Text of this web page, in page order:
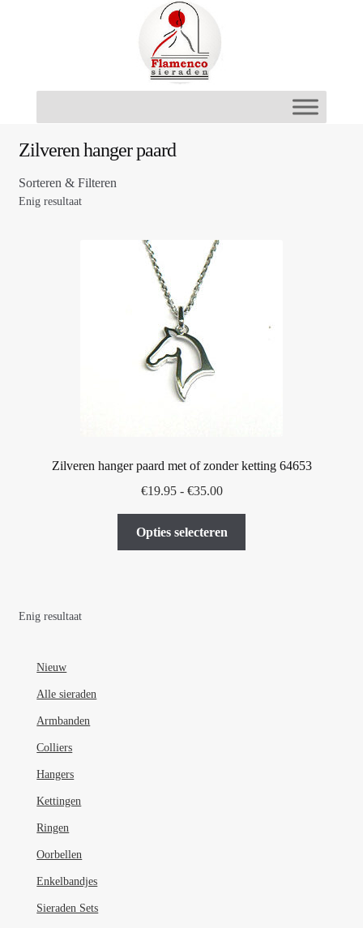
Zilveren hanger paard
Sorteren & Filteren
Enig resultaat
Zilveren hanger paard met of zonder ketting 64653
€19.95 - €35.00Prijsklasse:
tot
€35.00
Opties selecteren
Enig resultaat
Nieuw
Alle sieraden
Armbanden
Colliers
Hangers
Kettingen
Ringen
Oorbellen
Enkelbandjes
Sieraden Sets